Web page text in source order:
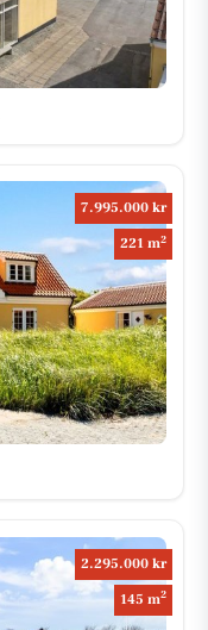
7.995.000 kr
221 m2
2.295.000 kr
145 m2